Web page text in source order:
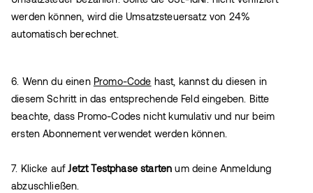
werden können, wird die Umsatzsteuersatz von 24%
automatisch berechnet.
6. Wenn du einen Promo-Code hast, kannst du diesen in
diesem Schritt in das entsprechende Feld eingeben. Bitte
beachte, dass Promo-Codes nicht kumulativ und nur beim
ersten Abonnement verwendet werden können.
7. Klicke aufJetzt Testphase starten um deine Anmeldung
abzuschließen.